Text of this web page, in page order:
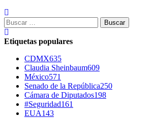
Buscar:
Etiquetas populares
CDMX635
Claudia Sheinbaum609
México571
Senado de la República250
Cámara de Diputados198
#Seguridad161
EUA143